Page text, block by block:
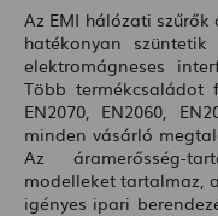
Az EMI hálózati
hatékonyan
elektromágneses
Több termékcsaládot
EN2070, EN2060,
minden vásárló
Az áramerősség-
modelleket tartalmaz,
igényes ipari